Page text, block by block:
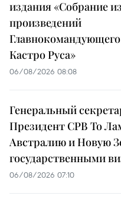
издания «Собрание
произведений
Кастро Руса»
06/08/2026 08:08
Генеральный
Президент СРВ То
Австралию и Новую
государственными
06/08/2026 07:10